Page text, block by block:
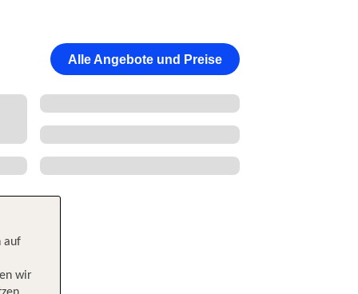
Alle Angebote und Preise
auf
wir